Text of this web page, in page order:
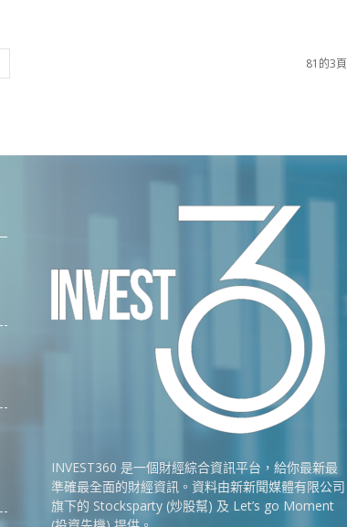
81的3頁
INVEST360 是一個財經綜合資訊平台，給你最新最
準確最全面的財經資訊。資料由新新聞媒體有限公司
旗下的 Stocksparty (炒股幫) 及 Let’s go Moment